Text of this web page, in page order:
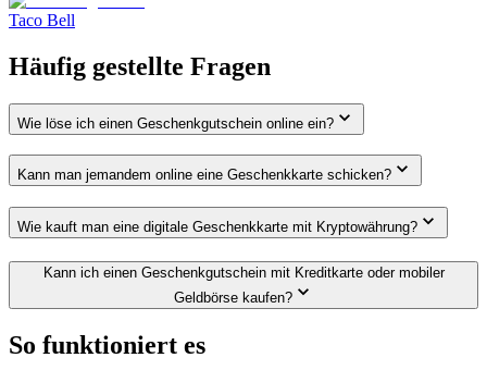
Taco Bell
Häufig gestellte Fragen
Wie löse ich einen Geschenkgutschein online ein?
Kann man jemandem online eine Geschenkkarte schicken?
Wie kauft man eine digitale Geschenkkarte mit Kryptowährung?
Kann ich einen Geschenkgutschein mit Kreditkarte oder mobiler
Geldbörse kaufen?
So funktioniert es